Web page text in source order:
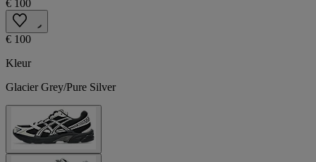
€ 100
€ 100
Kleur
Glacier Grey/Pure Silver